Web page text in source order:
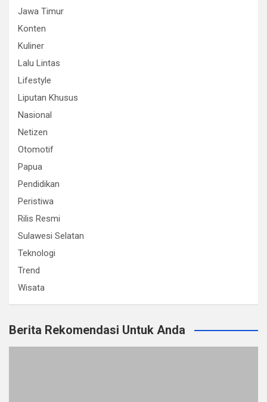
Jawa Timur
Konten
Kuliner
Lalu Lintas
Lifestyle
Liputan Khusus
Nasional
Netizen
Otomotif
Papua
Pendidikan
Peristiwa
Rilis Resmi
Sulawesi Selatan
Teknologi
Trend
Wisata
Berita Rekomendasi Untuk Anda